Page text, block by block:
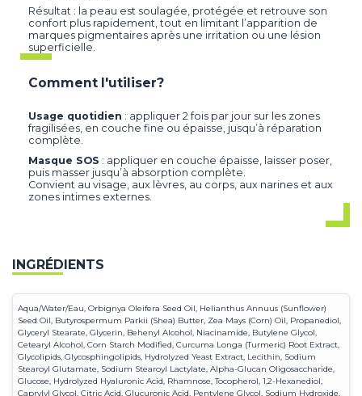
Résultat : la peau est soulagée, protégée et retrouve son
confort plus rapidement, tout en limitant l’apparition de
marques pigmentaires après une irritation ou une lésion
superficielle.
Comment l'utiliser?
Usage quotidien : appliquer 2 fois par jour sur les zones
fragilisées, en couche fine ou épaisse, jusqu’à réparation
complète.
Masque SOS : appliquer en couche épaisse, laisser poser,
puis masser jusqu’à absorption complète.
Convient au visage, aux lèvres, au corps, aux narines et aux
zones intimes externes.
INGRÉDIENTS
Aqua/Water/Eau, Orbignya Oleifera Seed Oil, Helianthus Annuus (Sunflower)
Seed Oil, Butyrospermum Parkii (Shea) Butter, Zea Mays (Corn) Oil, Propanediol,
Glyceryl Stearate, Glycerin, Behenyl Alcohol, Niacinamide, Butylene Glycol,
Cetearyl Alcohol, Corn Starch Modified, Curcuma Longa (Turmeric) Root Extract,
Glycolipids, Glycosphingolipids, Hydrolyzed Yeast Extract, Lecithin, Sodium
Stearoyl Glutamate, Sodium Stearoyl Lactylate, Alpha-Glucan Oligosaccharide,
Glucose, Hydrolyzed Hyaluronic Acid, Rhamnose, Tocopherol, 1,2-Hexanediol,
Caprylyl Glycol, Citric Acid, Glucuronic Acid, Pentylene Glycol, Sodium Hydroxide,